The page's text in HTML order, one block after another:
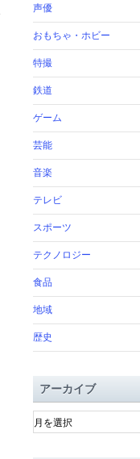
声優
おもちゃ・ホビー
特撮
鉄道
ゲーム
芸能
音楽
テレビ
スポーツ
テクノロジー
食品
地域
歴史
アーカイブ
ア
ー